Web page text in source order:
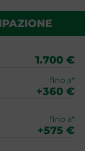
1.700 €
fino a*
+360 €
fino a*
+575 €